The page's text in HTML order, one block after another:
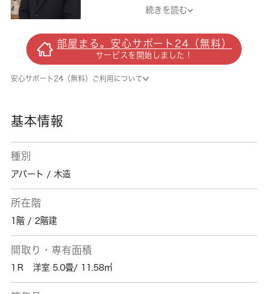
ューズボックスは、玄関の整理整頓には欠かせ
お互いの生活音が響きにくい角部屋になりま
す。こちらは1ヶ月の家賃が6.6万円のお部屋で
す。光回線を繋げていますので通信が早く快適
にパソコンが使えます。中野区エリアで信頼と
続きを読む
部屋まる。安心サポート24（無料）
サービスを開始しました！
安心サポート24（無料）ご利用について
基本情報
種別
アパート / 木造
所在階
1階 / 2階建
間取り・専有面積
1Ｒ 洋室 5.0畳/ 11.58㎡